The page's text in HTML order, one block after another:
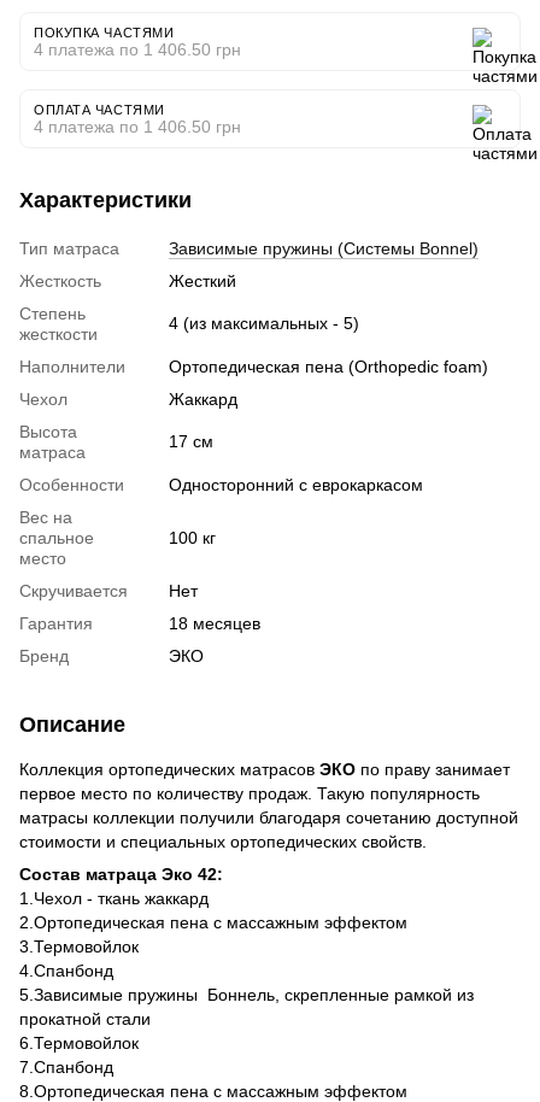
ПОКУПКА ЧАСТЯМИ
4 платежа по 1 406.50 грн
ОПЛАТА ЧАСТЯМИ
4 платежа по 1 406.50 грн
Характеристики
Тип матраса
Зависимые пружины (Системы Bonnel)
Жесткость
Жесткий
Степень
жесткости
4 (из максимальных - 5)
Наполнители
Ортопедическая пена (Orthopedic foam)
Чехол
Жаккард
Высота
матраса
17 см
Особенности
Односторонний с еврокаркасом
Вес на
спальное
место
100 кг
Скручивается
Нет
Гарантия
18 месяцев
Бренд
ЭКО
Описание
Коллекция ортопедических матрасов ЭКО по праву занимает
первое место по количеству продаж. Такую популярность
матрасы коллекции получили благодаря сочетанию доступной
стоимости и специальных ортопедических свойств.
Состав матраца Эко 42:
1.Чехол - ткань жаккард
2.Ортопедическая пена с массажным эффектом
3.Термовойлок
4.Спанбонд
5.Зависимые пружины Боннель, скрепленные рамкой из
прокатной стали
6.Термовойлок
7.Спанбонд
8.Ортопедическая пена с массажным эффектом